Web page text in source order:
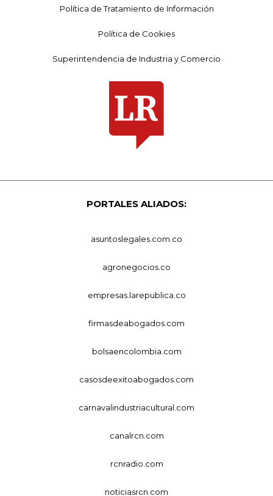
Política de Tratamiento de Información
Política de Cookies
Superintendencia de Industria y Comercio
PORTALES ALIADOS:
asuntoslegales.com.co
agronegocios.co
empresas.larepublica.co
firmasdeabogados.com
bolsaencolombia.com
casosdeexitoabogados.com
carnavalindustriacultural.com
canalrcn.com
rcnradio.com
noticiasrcn.com